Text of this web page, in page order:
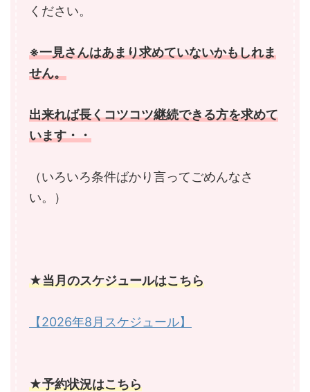
ください。
※一見さんはあまり求めていないかもしれま
せん。
出来れば長くコツコツ継続できる方を求めて
います・・
（いろいろ条件ばかり言ってごめんなさ
い。）
★当月のスケジュールはこちら
【2026年8月スケジュール】
★予約状況はこちら